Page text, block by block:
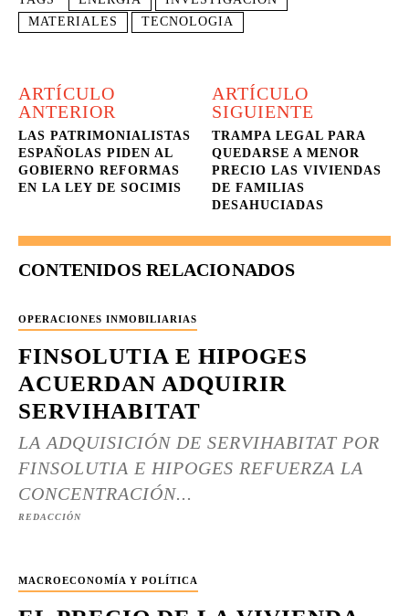
MATERIALES
TECNOLOGIA
ARTÍCULO
ANTERIOR
LAS PATRIMONIALISTAS
ESPAÑOLAS PIDEN AL
GOBIERNO REFORMAS
EN LA LEY DE SOCIMIS
ARTÍCULO
SIGUIENTE
TRAMPA LEGAL PARA
QUEDARSE A MENOR
PRECIO LAS VIVIENDAS
DE FAMILIAS
DESAHUCIADAS
CONTENIDOS RELACIONADOS
OPERACIONES INMOBILIARIAS
FINSOLUTIA E HIPOGES
ACUERDAN ADQUIRIR
SERVIHABITAT
LA ADQUISICIÓN DE SERVIHABITAT POR
FINSOLUTIA E HIPOGES REFUERZA LA
CONCENTRACIÓN...
REDACCIÓN
MACROECONOMÍA Y POLÍTICA